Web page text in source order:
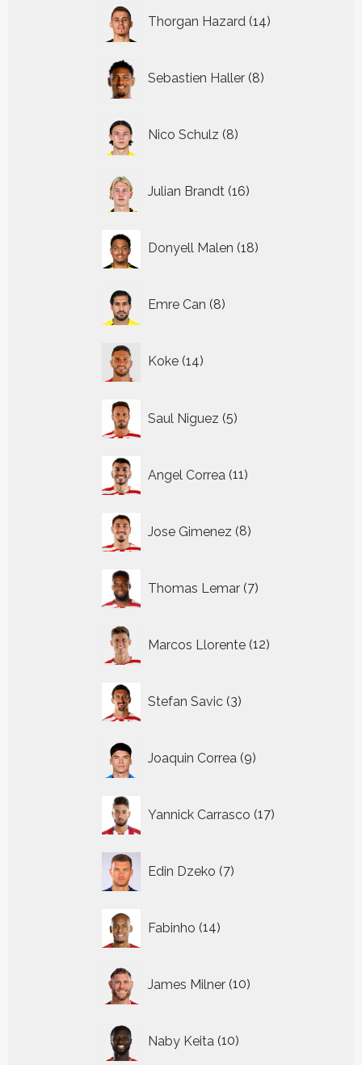
Thorgan Hazard 14
producten
Sebastien Haller 8
producten
Nico Schulz 8
producten
Julian Brandt 16
producten
Donyell Malen 18
producten
Emre Can 8
producten
Koke 14
producten
Saul Niguez 5
producten
Angel Correa 11
producten
Jose Gimenez 8
producten
Thomas Lemar 7
producten
Marcos Llorente 12
producten
Stefan Savic 3
producten
Joaquin Correa 9
producten
Yannick Carrasco 17
producten
Edin Dzeko 7
producten
Fabinho 14
producten
James Milner 10
producten
Naby Keita 10
producten